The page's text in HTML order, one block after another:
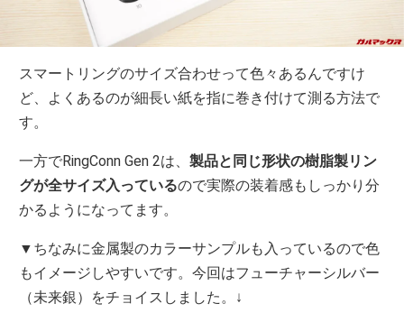
スマートリングのサイズ合わせって色々あるんですけ
ど、よくあるのが細長い紙を指に巻き付けて測る方法で
す。
一方でRingConn Gen 2は、製品と同じ形状の樹脂製リン
グが全サイズ入っているので実際の装着感もしっかり分
かるようになってます。
▼ちなみに金属製のカラーサンプルも入っているので色
もイメージしやすいです。今回はフューチャーシルバー
（未来銀）をチョイスしました。↓